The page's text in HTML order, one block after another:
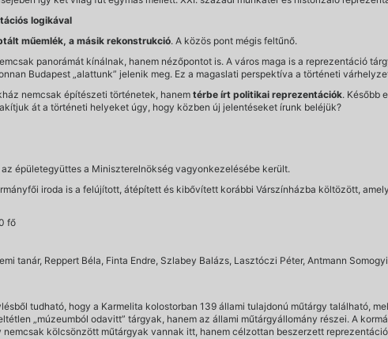
logikával
műemlék, a másik rekonstrukció. A közös pont mégis feltűnő.
panorámát kínálnak, hanem nézőpontot is. A város maga is a reprezentáció
Budapest „alattunk” jelenik meg. Ez a magaslati perspektíva a történeti
nemcsak építészeti történetek, hanem térbe írt politikai reprezentációk. Később
át a történeti helyeket úgy, hogy közben új jelentéseket írunk beléjük?
épületegyüttes a Miniszterelnökség vagyonkezelésébe került.
iroda is a felújított, átépített és kibővített korábbi Várszínházba költözött,
fő
tanár, Reppert Béla, Finta Endre, Szlabey Balázs, Lasztóczi Péter, Antmann
tudható, hogy a Karmelita kolostorban 139 állami tulajdonú műtárgy található,
„múzeumból odavitt” tárgyak, hanem az állami műtárgyállomány részei. A
kölcsönzött műtárgyak vannak itt, hanem célzottan beszerzett